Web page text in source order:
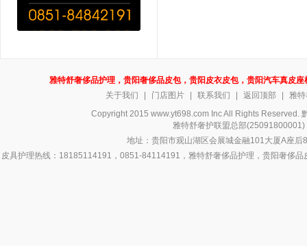
雅特舒奢侈品护理，贵阳奢侈品皮包，贵阳皮衣皮包，贵阳汽车真皮
关于我们
门店图片 联系我们 返回顶部
雅
Copyright 2015 www.yt698.com Inc All Rights Reserved.
雅特舒奢护联盟总部
地址：贵阳市观山湖区会展城金融101大厦A座
皮具护理热线：18185114191，0851-84114191，雅特舒奢侈品护理，贵阳奢侈